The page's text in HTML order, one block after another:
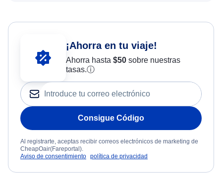
¡Ahorra en tu viaje!
Ahorra hasta $50sobre nuestras
tasas.ⓘ
Consigue Código
Al registrarte, aceptas recibir correos electrónicos de marketing de
CheapOair(Fareportal).
Aviso de consentimiento política de privacidad